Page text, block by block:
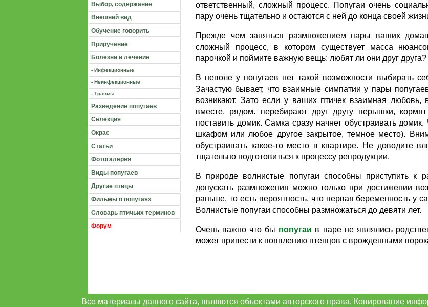
Выбор, содержание
Внешний вид
Обучение говорить
Приручение
Болезни и лечение
- Инфекционные
- Неинфекционные
- Травмы
Разведение попугаев
Селекция
Окрас
Статьи
Фотогалерея
Виды попугаев
Другие птицы
Фильмы о попугаях
Словарь птичьих терминов
Форум
ответственный, сложный процесс. Попугаи очень
пару очень тщательно и остаются с ней до конца своей
Прежде чем заняться размножением пары ваших
сложный процесс, в котором существует масса
парочкой и поймите важную вещь: любят ли они друг друга?
В неволе у попугаев нет такой возможности выбирать
Зачастую бывает, что взаимные симпатии у пары
возникают. Зато если у ваших птичек взаимная любовь,
вместе, рядом. перебирают друг другу перышки,
поставить домик. Самка сразу начнет обустраивать
шкафом или любое другое закрытое, темное место).
обустраивать какое-то место в квартире. Не доводите
тщательно подготовиться к процессу репродукции.
В природе волнистые попугаи способны приступить
допускать размножения можно только при достижении
раньше, то есть вероятность, что первая беременность у
Волнистые попугаи способны размножаться до девяти лет.
Очень важно что бы попугаи в паре не являлись
может привести к появлению птенцов с врожденными
Все материалы данного сайта, являются объектами авторского права. Копирование